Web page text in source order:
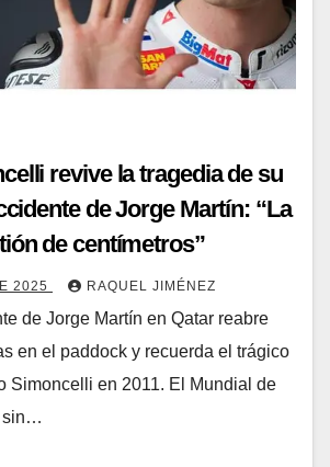
revive la tragedia de su
de Jorge Martín: “La
de centímetros”
2025 RAQUEL JIMÉNEZ
de Jorge Martín en Qatar reabre
en el paddock y recuerda el trágico
Simoncelli en 2011. El Mundial de
sin…